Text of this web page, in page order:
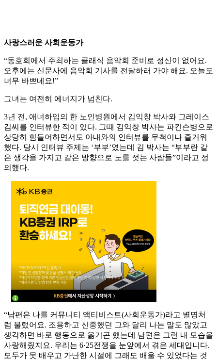
사랑스러운 사회운동가
“동호회에서 주최하는 클래식 음악회 준비로 정신이 없어요.
오후에는 신문사에 음악회 기사를 전달하러 가야 해요. 오늘도
너무 바쁘네요!”
그녀는 여전히 에너지가 넘친다.
3년 전, 애너하임의 한 노인병원에서 김익창 박사와 그레이스
김씨를 인터뷰한 적이 있다. 그때 김익창 박사는 파킨슨병으로
상당히 힘들어하면서도 아내와의 인터뷰를 무척이나 즐거워
했다. 당시 인터뷰 주제는 ‘부부’였는데 김 박사는 “부부란 같
은 생각을 가지고 같은 방향으로 노를 젓는 사람들”이라고 정
의했다.
“남편은 나를 커뮤니티 액티비스트(사회운동가)라고 별명처
럼 불렀어요. 조용하고 신중했던 그와 달리 나는 말도 많았고
생각하면 바로 행동으로 옮기곤 했는데 남편은 그런 내 모습을
사랑해줬지요. 우리는 6·25전쟁을 눈앞에서 겪은 세대입니다.
모두가 못 배우고 가난한 시절에 그래도 배울 수 있었다는 것